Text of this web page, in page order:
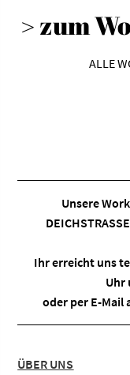
> zum
ALLE
Unsere
Ihr erreicht uns
Uhr
oder per E-Mail
ÜBER UNS